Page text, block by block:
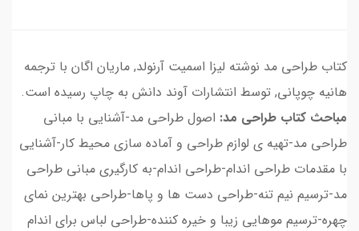
کتاب طراحی مد نوشته لیزا اسمیت آرنولد, ماریان اگان با ترجمه
هانیه چوپانی, توسط انتشارات آوند دانش به چاپ رسیده است.
مباحث کتاب طراحی مد: اصول طراحی مد-آشنایی با مبانی
طراحی مد-تهیه ی لوازم طراحی و آماده سازی محیط کار-آشنایی
با مقدمات طراحی اندام-طراحی اندام-به کارگیری مبانی طراحی
مد-ترسیم نیم تنه-طراحی دست ها و پاها-طراحی بهترین نمای
چهره-ترسیم موهایی زیبا و خیره کننده-طراحی لباس برای اندام